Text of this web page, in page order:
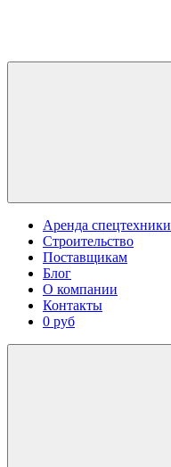
Аренда спецтехники
Строительство
Поставщикам
Блог
О компании
Контакты
0 руб